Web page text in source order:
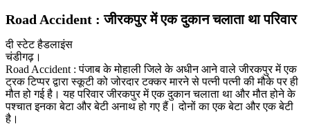
Road Accident : जीरकपुर में एक दुकान चलाता था परिवार
दी स्टेट हैडलाइंस
चंडीगढ़।
Road Accident : पंजाब के मोहाली जिले के अधीन आने वाले जीरकपुर में एक
ट्रक टिप्पर द्वारा स्कूटी को जोरदार टक्कर मारने से पत्नी पत्नी की मौके पर ही
मौत हो गई है। यह परिवार जीरकपुर में एक दुकान चलाता था और मौत होने के
पश्चात इनका बेटा और बेटी अनाथ हो गए हैं। दोनों का एक बेटा और एक बेटी
है।